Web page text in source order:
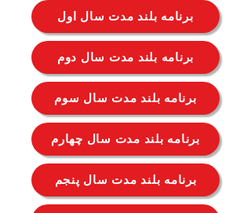
برنامه بلند مدت سال اول
برنامه بلند مدت سال دوم
برنامه بلند مدت سال سوم
برنامه بلند مدت سال چهارم
برنامه بلند مدت سال پنجم